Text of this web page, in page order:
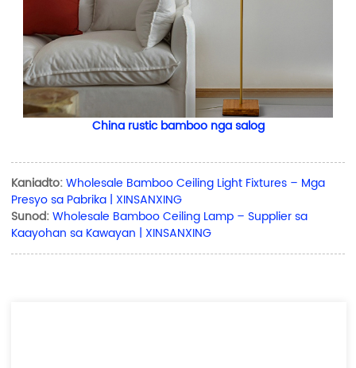
China rustic bamboo nga salog
Kaniadto:Wholesale Bamboo Ceiling Light Fixtures – Mga
Presyo sa Pabrika | XINSANXING
Sunod:Wholesale Bamboo Ceiling Lamp – Supplier sa
Kaayohan sa Kawayan | XINSANXING